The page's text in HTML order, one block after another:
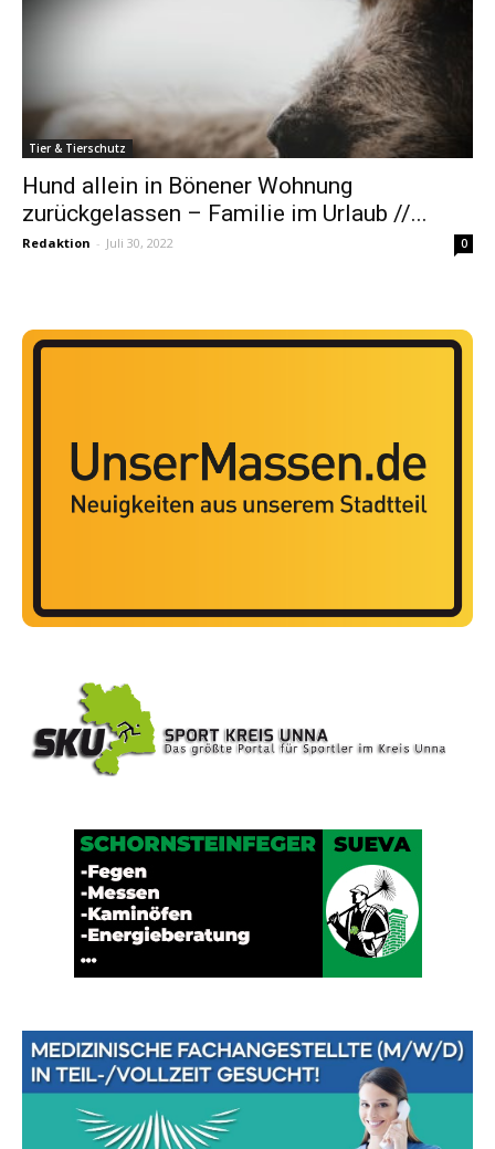
Tier & Tierschutz
Hund allein in Bönener Wohnung
zurückgelassen – Familie im Urlaub //...
Redaktion - Juli 30, 2022 0